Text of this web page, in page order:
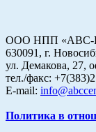
ООО НПП «АВС-
630091, г.
ул. Демакова, 27,
тел./факс:
E-mail:
Политика в